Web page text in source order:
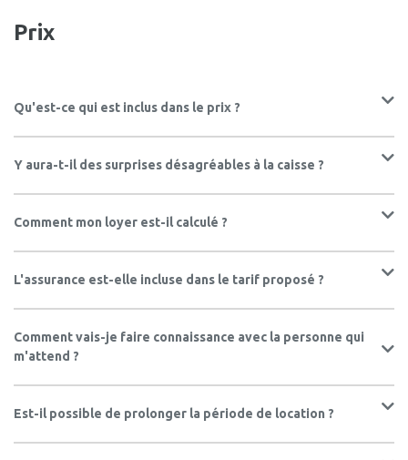
Prix
Qu'est-ce qui est inclus dans le prix ?
Y aura-t-il des surprises désagréables à la caisse ?
Comment mon loyer est-il calculé ?
L'assurance est-elle incluse dans le tarif proposé ?
Comment vais-je faire connaissance avec la personne qui
m'attend ?
Est-il possible de prolonger la période de location ?